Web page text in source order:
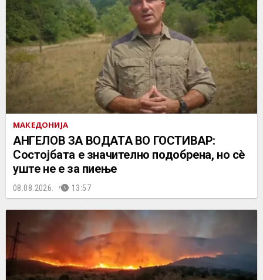
МАКЕДОНИЈА
АНГЕЛОВ ЗА ВОДАТА ВО ГОСТИВАР:
Состојбата е значително подобрена, но сè
уште не е за пиење
08.08.2026. 13:57